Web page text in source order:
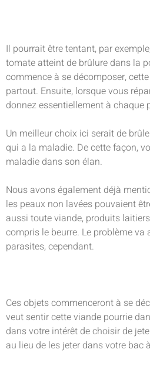
Il pourrait être tentant, par
tomate atteint de brûlure dans la
commence à se décomposer,
partout. Ensuite, lorsque vous
donnez essentiellement à chaque
Un meilleur choix ici serait de
qui a la maladie. De cette façon,
maladie dans son élan.
Nous avons également déjà
les peaux non lavées pouvaient
aussi toute viande, produits
compris le beurre. Le problème va
parasites, cependant.
Ces objets commenceront à se
veut sentir cette viande pourrie
dans votre intérêt de choisir de
au lieu de les jeter dans votre bac